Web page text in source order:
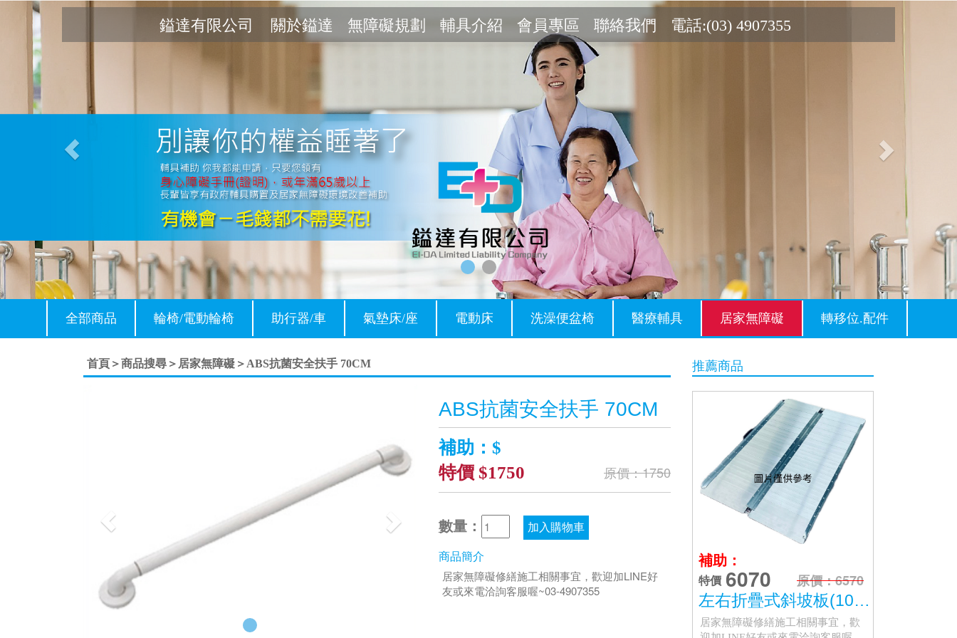
鎰達有限公司 關於鎰達 無障礙規劃 輔具介紹 會員專區 聯絡我們 電話:(03) 4907355
Previous Next
全部商品 輪椅/電動輪椅 助行器/車 氣墊床/座 電動床 洗澡便盆椅 醫療輔具 居家無障礙 轉移位.配件
首頁＞商品搜尋＞ 居家無障礙＞ ABS抗菌安全扶手 70CM
ABS抗菌安全扶手 70CM
補助：$
特價 $1750
原價：1750
數量： 加入購物車
商品簡介
居家無障礙修繕施工相關事宜，歡迎加LINE好
友或來電洽詢客服喔~03-4907355
推薦商品
補助：
特價 6070
原價：6570
左右折疊式斜坡板(105cm) 台灣製 (不含安裝)
居家無障礙修繕施工相關事宜，歡